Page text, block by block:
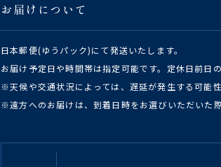
お届けについて
日本郵便(ゆうパック)にて発送いたします。
お届け予定日や時間帯は指定可能です。定休日前日
※天候や交通状況によっては、遅延が発生する可能性
※遠方へのお届けは、到着日時をお選びいただいた